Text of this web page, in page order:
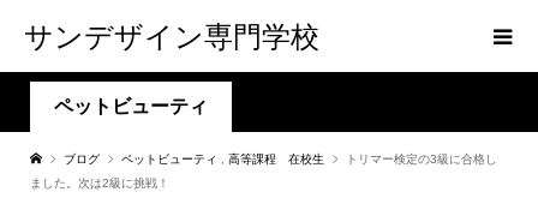
サンデザイン専門学校
ペットビューティ
ブログ ペットビューティ 高等課程 在校生
トリマー検定の3級に合格し
ました。次は2級に挑戦！